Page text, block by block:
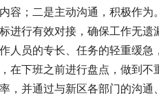
容；二是主动沟通，积极作
进行有效对接，确保工作无
人员的专长、任务的轻重缓
在下班之前进行盘点，做到
，并通过与新区各部门的沟